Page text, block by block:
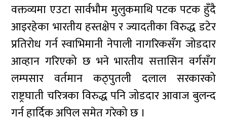
वक्तव्यमा एउटा सार्वभौम मुलुकमाथि पटक पटक हुँदै
आइरहेका भारतीय हस्तक्षेप र ज्यादतीका विरुद्ध डटेर
प्रतिरोध गर्न स्वाभिमानी नेपाली नागरिकसँग जोडदार
आव्हान गरिएको छ भने भारतीय सत्तासिन वर्गसँग
लम्पसार वर्तमान कठ्पुतली दलाल सरकारको
राष्ट्रघाती चरित्रका विरुद्ध पनि जोडदार आवाज बुलन्द
गर्न हार्दिक अपिल समेत गरेको छ ।